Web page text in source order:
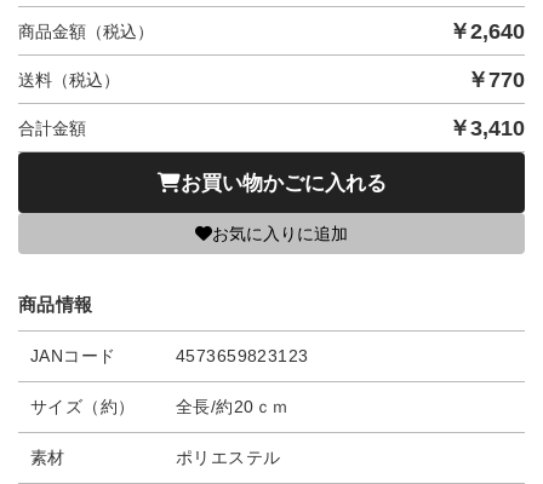
商品金額（税込） ￥2,640
送料（税込） ￥770
合計金額 ￥3,410
お買い物かごに入れる
お気に入りに追加
商品情報
JANコード 4573659823123
サイズ（約） 全長/約20ｃｍ
素材 ポリエステル